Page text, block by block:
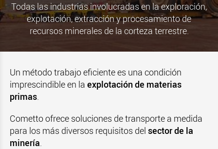
Todas las industrias involucradas en la exploración,
explotación, extracción y procesamiento de
recursos minerales de la corteza terrestre.
Un método trabajo eficiente es una condición
imprescindible en la explotación de materias
primas.
Cometto ofrece soluciones de transporte a medida
para los más diversos requisitos del sector de la
minería.